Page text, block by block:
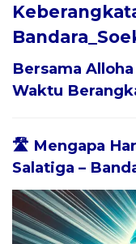
Bersama
Waktu
🛣️ Mengapa
Salatiga –